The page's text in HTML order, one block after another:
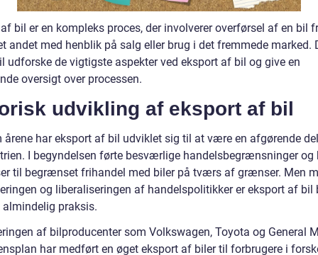
bil er en kompleks proces, der involverer overførsel af en bil
andet med henblik på salg eller brug i det fremmede marked.
udforske de vigtigste aspekter ved eksport af bil og give en
oversigt over processen.
udvikling af eksport af bil
årene har eksport af bil udviklet sig til at være en afgørende
I begyndelsen førte besværlige handelsbegrænsninger og
til begrænset frihandel med biler på tværs af grænser. Men
og liberaliseringen af handelspolitikker er eksport af bil
almindelig praksis.
af bilproducenter som Volkswagen, Toyota og General
har medført en øget eksport af biler til forbrugere i